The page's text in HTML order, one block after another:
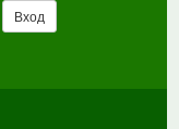
Вход